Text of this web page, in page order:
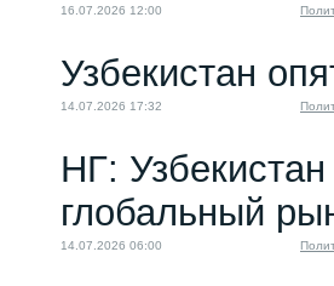
16.07.2026 12:00
Узбекистан
14.07.2026 17:32
НГ:
глобальный
14.07.2026 06:00